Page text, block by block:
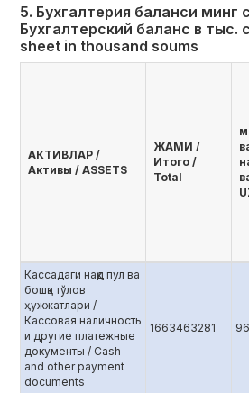
5. Бухгалтерия баланси минг
Бухгалтерский баланс в тыс.
sheet in thousand soums
AКТИВЛАР /
Активы / ASSETS
ЖАМИ /
Итого /
Total
Кассадаги нақд пул ва
бошқа тўлов
ҳужжатлари /
Кассовая наличность
и другие платежные
документы / Cash
and other payment
documents
1663463281